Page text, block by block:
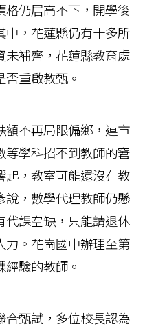
格仍居高不下，開學後
中，花蓮縣仍有十多所
未補齊，花蓮縣教育處
重啟教甄。
不再局限偏鄉，連市
等學科招不到教師的窘
起，教室可能還沒有教
說，數學代理教師仍懸
代課空缺，只能請退休
力。花崗國中辦理至第
驗的教師。
甄試，多位校長認為